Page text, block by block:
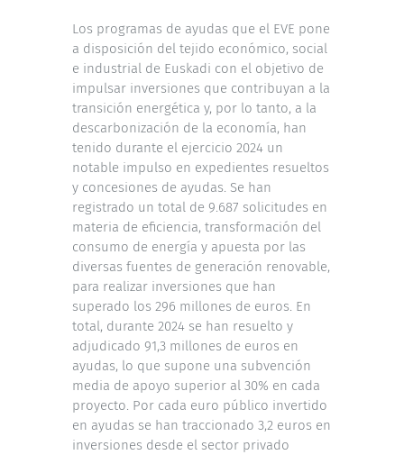
Los programas de ayudas que el EVE pone
a disposición del tejido económico, social
e industrial de Euskadi con el objetivo de
impulsar inversiones que contribuyan a la
transición energética y, por lo tanto, a la
descarbonización de la economía, han
tenido durante el ejercicio 2024 un
notable impulso en expedientes resueltos
y concesiones de ayudas. Se han
registrado un total de 9.687 solicitudes en
materia de eficiencia, transformación del
consumo de energía y apuesta por las
diversas fuentes de generación renovable,
para realizar inversiones que han
superado los 296 millones de euros. En
total, durante 2024 se han resuelto y
adjudicado 91,3 millones de euros en
ayudas, lo que supone una subvención
media de apoyo superior al 30% en cada
proyecto. Por cada euro público invertido
en ayudas se han traccionado 3,2 euros en
inversiones desde el sector privado